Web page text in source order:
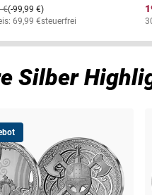
(-99,99 €)
€
69,99 €steuerfrei
Silber